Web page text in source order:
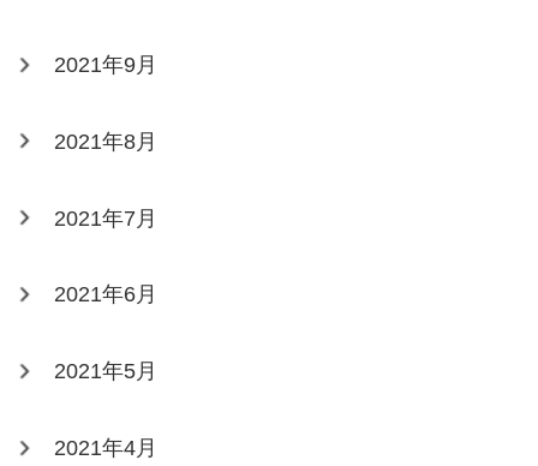
2021年9月
2021年8月
2021年7月
2021年6月
2021年5月
2021年4月